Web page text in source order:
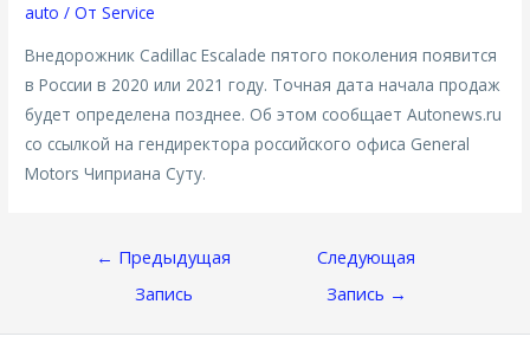
auto / От Service
Внедорожник Cadillac Escalade пятого поколения появится
в России в 2020 или 2021 году. Точная дата начала продаж
будет определена позднее. Об этом сообщает Autonews.ru
со ссылкой на гендиректора российского офиса General
Motors Чиприана Суту.
Навигация
Записям
← Предыдущая
Запись
Следующая
Запись →